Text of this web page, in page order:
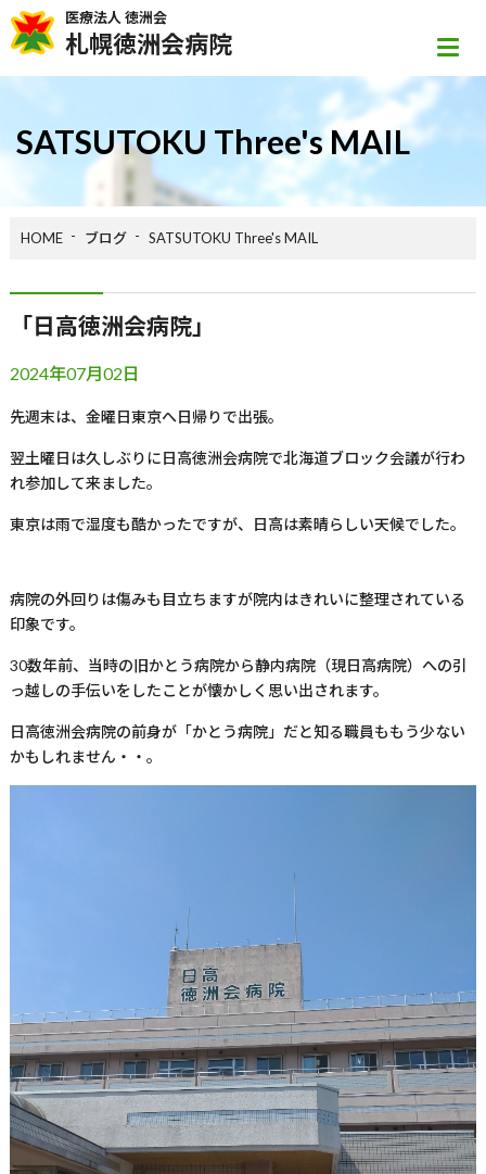
医療法人 徳洲会
札幌徳洲会病院
SATSUTOKU Three's MAIL
HOME ブログ SATSUTOKU Three's MAIL
「日高徳洲会病院」
2024年07月02日
先週末は、金曜日東京へ日帰りで出張。
翌土曜日は久しぶりに日高徳洲会病院で北海道ブロック会議が行わ
れ参加して来ました。
東京は雨で湿度も酷かったですが、日高は素晴らしい天候でした。
病院の外回りは傷みも目立ちますが院内はきれいに整理されている
印象です。
30数年前、当時の旧かとう病院から静内病院（現日高病院）への引
っ越しの手伝いをしたことが懐かしく思い出されます。
日高徳洲会病院の前身が「かとう病院」だと知る職員ももう少ない
かもしれません・・。